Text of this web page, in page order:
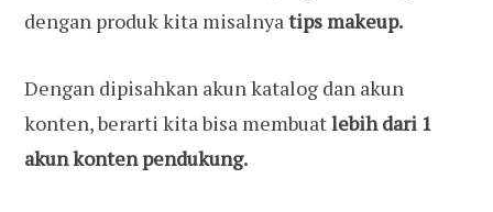
dengan produk kita misalnya tips makeup.
Dengan dipisahkan akun katalog dan akun
konten, berarti kita bisa membuatlebih dari 1
akun konten pendukung.